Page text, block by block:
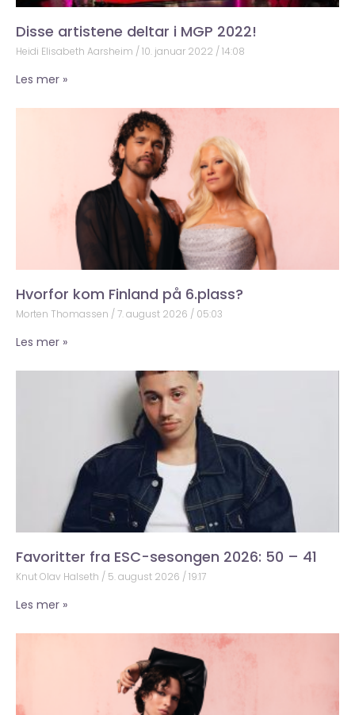
Disse artistene deltar i MGP 2022!
Heidi Elisabeth Aarsheim 10. januar 2022 14:08
Les mer »
Hvorfor kom Finland på 6.plass?
Morten Thomassen 7. august 2026 05:03
Les mer »
Favoritter fra ESC-sesongen 2026: 50 – 41
Knut Olav Halseth 5. august 2026 19:17
Les mer »